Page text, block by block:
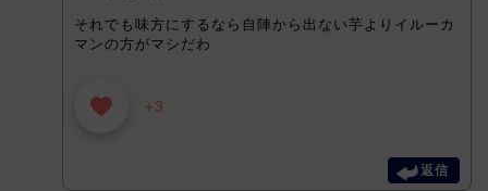
それでも味方にするなら自陣から出ない芋よりイルーカ
マンの方がマシだわ
+3
返信